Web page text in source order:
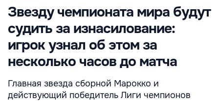
Звезду чемпионата мира будут
судить за изнасилование:
игрок узнал об этом за
несколько часов до матча
Главная звезда сборной Марокко и
действующий победитель Лиги чемпионов